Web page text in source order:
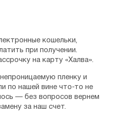
кошельки,
при получении.
на карту «Халва».
пленку и
по нашей вине что-то не
— без вопросов вернем
за наш счет.